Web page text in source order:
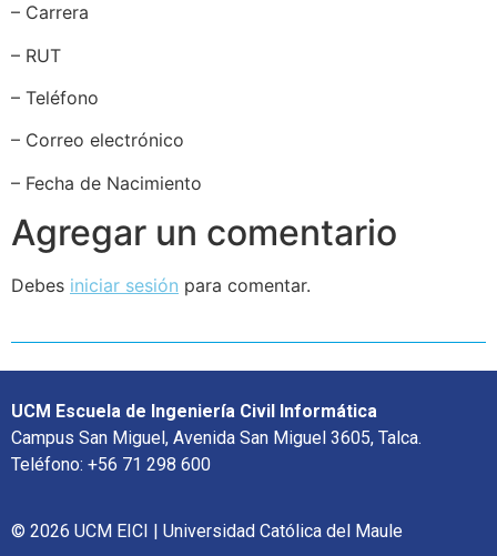
– Carrera
– RUT
– Teléfono
– Correo electrónico
– Fecha de Nacimiento
Agregar un comentario
Debes iniciar sesión para comentar.
UCM Escuela de Ingeniería Civil Informática
Campus San Miguel, Avenida San Miguel 3605, Talca.
Teléfono: +56 71 298 600
© 2026 UCM EICI | Universidad Católica del Maule